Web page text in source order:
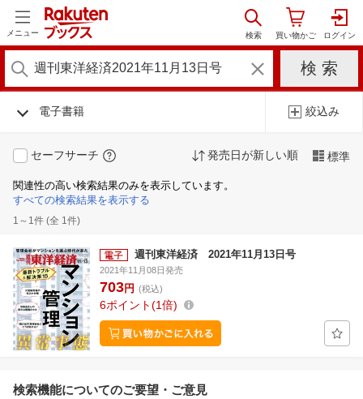
メニュー
電子書籍 絞込み
セーフサーチ 発売日が新しい順 標準
関連性の高い検索結果のみを表示しています。
すべての検索結果を表示する
1～1件 (全 1件)
週刊東洋経済 2021年11月13日号
2021年11月08日発売
703円 (税込)
6ポイント 1倍
検索機能についてのご要望・ご意見